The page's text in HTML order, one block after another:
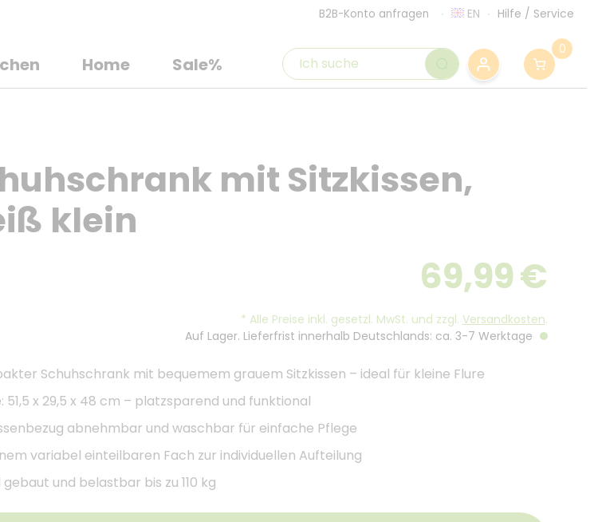
B2B-Konto anfragen EN Hilfe / Service
Home Sale%
0
mit Sitzkissen,
klein
69,99€
* Alle Preise inkl. gesetzl. MwSt. und zzgl. Versandkosten.
Auf Lager. Lieferfrist innerhalb Deutschlands: ca. 3-7 Werktage
Schuhschrank mit bequemem grauem Sitzkissen – ideal für kleine Flure
51,5 x 29,5 x 48 cm – platzsparend und funktional
abnehmbar und waschbar für einfache Pflege
variabel einteilbaren Fach zur individuellen Aufteilung
gebaut und belastbar bis zu 110 kg